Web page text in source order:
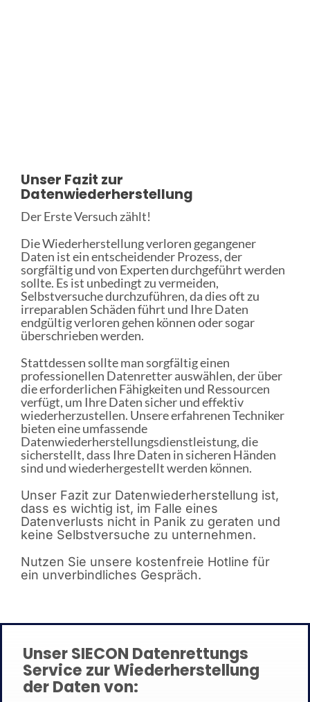
Unser Fazit zur
Datenwiederherstellung
Der Erste Versuch zählt!
Die Wiederherstellung verloren gegangener
Daten ist ein entscheidender Prozess, der
sorgfältig und von Experten durchgeführt werden
sollte. Es ist unbedingt zu vermeiden,
Selbstversuche durchzuführen, da dies oft zu
irreparablen Schäden führt und Ihre Daten
endgültig verloren gehen können oder sogar
überschrieben werden.
Stattdessen sollte man sorgfältig einen
professionellen Datenretter auswählen, der über
die erforderlichen Fähigkeiten und Ressourcen
verfügt, um Ihre Daten sicher und effektiv
wiederherzustellen. Unsere erfahrenen Techniker
bieten eine umfassende
Datenwiederherstellungsdienstleistung, die
sicherstellt, dass Ihre Daten in sicheren Händen
sind und wiederhergestellt werden können.
Unser Fazit zur Datenwiederherstellung ist,
dass es wichtig ist, im Falle eines
Datenverlusts nicht in Panik zu geraten und
keine Selbstversuche zu unternehmen.
Nutzen Sie unsere kostenfreie Hotline für
ein unverbindliches Gespräch.
Unser SIECON Datenrettungs
Service zur Wiederherstellung
der Daten von: